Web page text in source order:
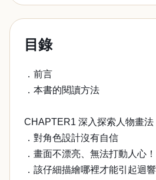
目錄
．前言
．本書的閱讀方法
CHAPTER1 深入探索人物畫法
．對角色設計沒有自信
．畫面不漂亮、無法打動人心！
．該仔細描繪哪裡才能引起迴響